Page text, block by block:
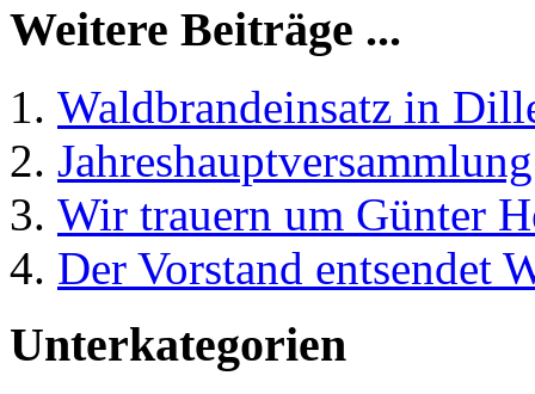
Weitere Beiträge ...
Waldbrandeinsatz in
Wir trauern um Günter
Der Vorstand entsendet
Unterkategorien